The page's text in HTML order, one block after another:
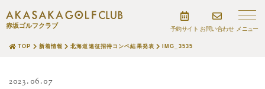
赤坂ゴルフクラブ 予約サイト お問い合わせ
TOP 新着情報 北海道遠征招待コンペ結果発表 IMG_3535
2023.06.07